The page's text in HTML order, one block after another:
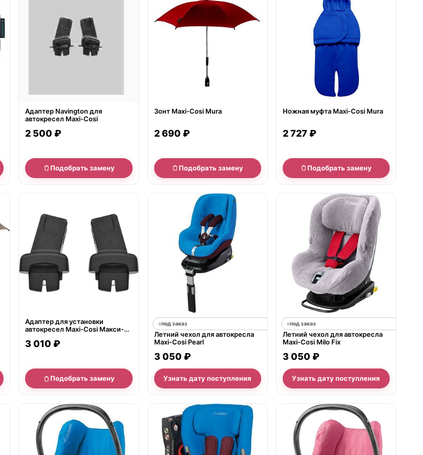
Адаптер Navington для
автокресел Maxi-Cosi
2 500 ₽
Подобрать замену
Зонт Maxi-Cosi Mura
2 690 ₽
Подобрать замену
Ножная муфта Maxi-Cosi Mura
2 727 ₽
Подобрать замену
Адаптер для установки
автокресел Maxi-Cosi Макси-
Бритакс
3 010 ₽
Подобрать замену
под заказ
Летний чехол для автокресла
Maxi-Cosi Pearl
3 050 ₽
Узнать дату поступления
под заказ
Летний чехол для автокресла
Maxi-Cosi Milo Fix
3 050 ₽
Узнать дату поступления